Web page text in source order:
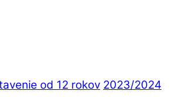
od 12 rokov 2023/2024